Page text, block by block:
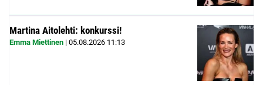
Martina Aitolehti: konkurssi!
Emma Miettinen | 05.08.2026 11:13